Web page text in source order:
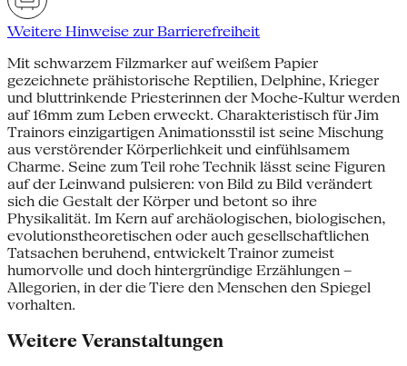
Weitere Hinweise zur Barrierefreiheit
Mit schwarzem Filzmarker auf weißem Papier
gezeichnete prähistorische Reptilien, Delphine, Krieger
und bluttrinkende Priesterinnen der Moche-Kultur werden
auf 16mm zum Leben erweckt. Charakteristisch für Jim
Trainors einzigartigen Animationsstil ist seine Mischung
aus verstörender Körperlichkeit und einfühlsamem
Charme. Seine zum Teil rohe Technik lässt seine Figuren
auf der Leinwand pulsieren: von Bild zu Bild verändert
sich die Gestalt der Körper und betont so ihre
Physikalität. Im Kern auf archäologischen, biologischen,
evolutionstheoretischen oder auch gesellschaftlichen
Tatsachen beruhend, entwickelt Trainor zumeist
humorvolle und doch hintergründige Erzählungen –
Allegorien, in der die Tiere den Menschen den Spiegel
vorhalten.
Weitere Veranstaltungen